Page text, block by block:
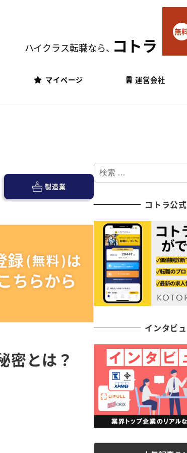
マイペ
ハイクラス転職なら、コトラ
無
マイページ 運営会社
製造業
密とは？
検
索
コトラ公
インタビ